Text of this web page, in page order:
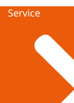
Service